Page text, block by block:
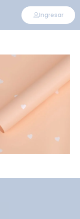
Ingresar